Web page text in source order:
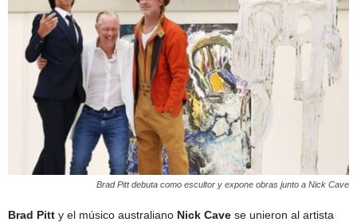
Brad Pitt debuta como escultor y expone obras junto a Nick Cave
Brad Pitt y el músico australiano Nick Cave se unieron al artista